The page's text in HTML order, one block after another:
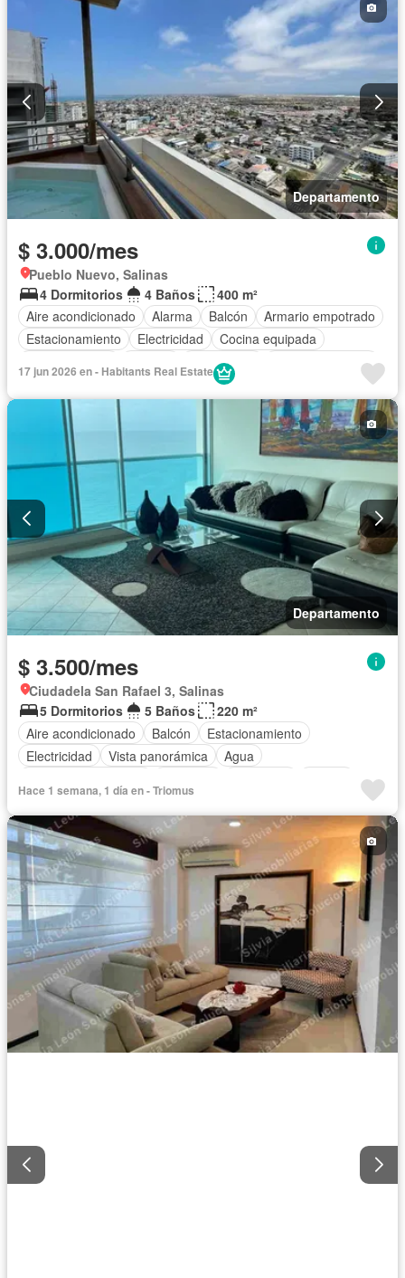
Sin amoblar
Departamento
$ 3.000/mes
Pueblo Nuevo, Salinas
4 Dormitorios
4 Baños
400 m²
Aire acondicionado
Alarma Balcón
Armario empotrado
Estacionamiento
Electricidad
Cocina equipada
Gas natural
Vista panorámica
Cuarto de servicio
Conserje
Garita de guardianía
Ascensor
Seguridad Terraza
Patio
Parrilla
Completamente amoblado
17 jun 2026 en - Habitants Real Estate
Departamento
$ 3.500/mes
Ciudadela San Rafael 3, Salinas
5 Dormitorios
5 Baños
220 m²
Aire acondicionado
Balcón
Estacionamiento
Electricidad
Vista panorámica
Agua
Completamente amoblado
Hace 1 semana, 1 día en - Triomus